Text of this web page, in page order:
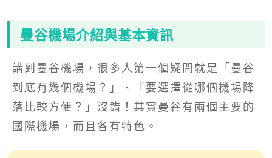
曼谷機場介紹與基本資訊
講到曼谷機場，很多人第一個疑問就是「曼谷
到底有幾個機場？」、「要選擇從哪個機場降
落比較方便？」沒錯！其實曼谷有兩個主要的
國際機場，而且各有特色。